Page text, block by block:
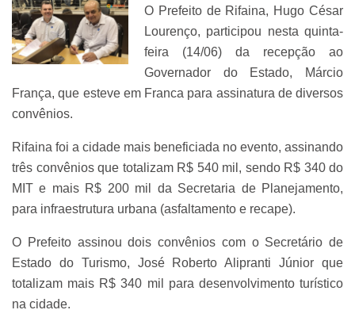
O Prefeito de Rifaina, Hugo César
Lourenço, participou nesta quinta-
feira (14/06) da recepção ao
Governador do Estado, Márcio
França, que esteve em Franca para assinatura de diversos
convênios.
Rifaina foi a cidade mais beneficiada no evento, assinando
três convênios que totalizam R$ 540 mil, sendo R$ 340 do
MIT e mais R$ 200 mil da Secretaria de Planejamento,
para infraestrutura urbana (asfaltamento e recape).
O Prefeito assinou dois convênios com o Secretário de
Estado do Turismo, José Roberto Alipranti Júnior que
totalizam mais R$ 340 mil para desenvolvimento turístico
na cidade.